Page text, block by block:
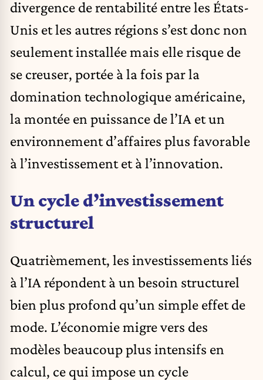
divergence de rentabilité entre les États-
Unis et les autres régions s’est donc non
seulement installée mais elle risque de
se creuser, portée à la fois par la
domination technologique américaine,
la montée en puissance de l’IA et un
environnement d’affaires plus favorable
à l’investissement et à l’innovation.
Un cycle d’investissement
structurel
Quatrièmement, les investissements liés
à l’IA répondent à un besoin structurel
bien plus profond qu’un simple effet de
mode. L’économie migre vers des
modèles beaucoup plus intensifs en
calcul, ce qui impose un cycle